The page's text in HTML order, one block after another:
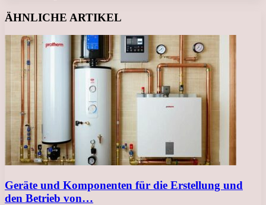
ÄHNLICHE ARTIKEL
Geräte und Komponenten für die Erstellung und
den Betrieb von…